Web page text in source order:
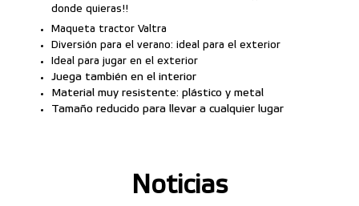
donde quieras!!
Maqueta tractor Valtra
Diversión para el verano: ideal para el exterior
Ideal para jugar en el exterior
Juega también en el interior
Material muy resistente: plástico y metal
Tamaño reducido para llevar a cualquier lugar
Noticias